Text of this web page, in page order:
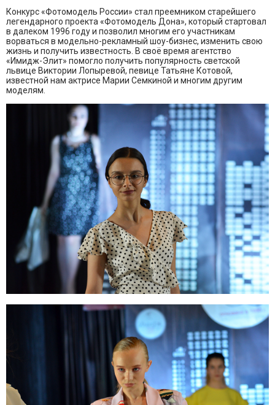
Конкурс «Фотомодель России» стал преемником старейшего
легендарного проекта «Фотомодель Дона», который стартовал
в далеком 1996 году и позволил многим его участникам
ворваться в модельно-рекламный шоу-бизнес, изменить свою
жизнь и получить известность. В своё время агентство
«Имидж-Элит» помогло получить популярность светской
львице Виктории Лопыревой, певице Татьяне Котовой,
известной нам актрисе Марии Семкиной и многим другим
моделям.